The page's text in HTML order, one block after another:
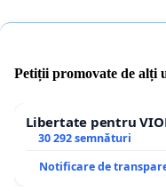
Petiții promovate de alți
Libertate pentru
30 292 semnături
Notificare de